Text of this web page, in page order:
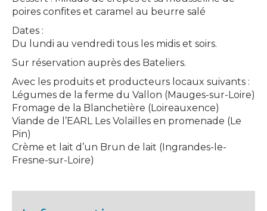
poires confites et caramel au beurre salé
Dates :
Du lundi au vendredi tous les midis et soirs.
Sur réservation auprès des Bateliers.
Avec les produits et producteurs locaux suivants :
Légumes de la ferme du Vallon (Mauges-sur-Loire)
Fromage de la Blanchetière (Loireauxence)
Viande de l’EARL Les Volailles en promenade (Le
Pin)
Crème et lait d’un Brun de lait (Ingrandes-le-
Fresne-sur-Loire)